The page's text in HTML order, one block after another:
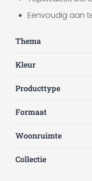
Eenvoudig aan
Thema
Kleur
Producttype
Formaat
Woonruimte
Collectie